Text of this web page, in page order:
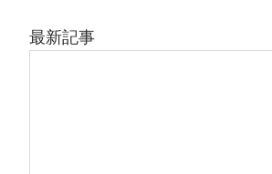
最新記事